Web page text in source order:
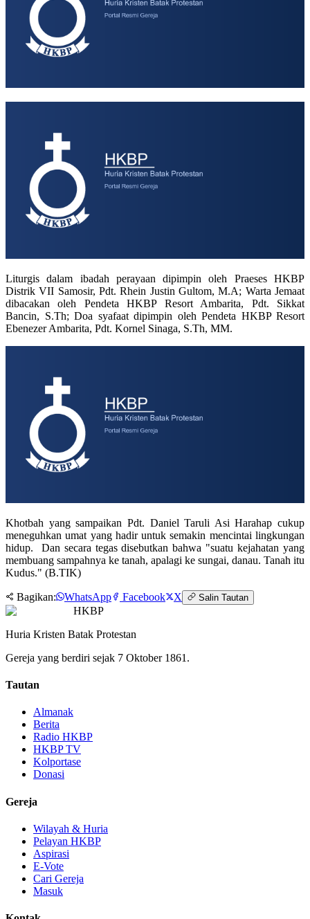
Liturgis dalam ibadah perayaan dipimpin oleh Praeses HKBP
Distrik VII Samosir, Pdt. Rhein Justin Gultom, M.A; Warta Jemaat
dibacakan oleh Pendeta HKBP Resort Ambarita, Pdt. Sikkat
Bancin, S.Th; Doa syafaat dipimpin oleh Pendeta HKBP Resort
Ebenezer Ambarita, Pdt. Kornel Sinaga, S.Th, MM.
Khotbah yang sampaikan Pdt. Daniel Taruli Asi Harahap cukup
meneguhkan umat yang hadir untuk semakin mencintai lingkungan
hidup. Dan secara tegas disebutkan bahwa "suatu kejahatan yang
membuang sampahnya ke tanah, apalagi ke sungai, danau. Tanah itu
Kudus." (B.TIK)
Bagikan: WhatsApp Facebook X Salin Tautan
HKBP
Huria Kristen Batak Protestan
Gereja yang berdiri sejak 7 Oktober 1861.
Tautan
Almanak
Berita
Radio HKBP
HKBP TV
Kolportase
Donasi
Gereja
Wilayah & Huria
Pelayan HKBP
Aspirasi
E-Vote
Cari Gereja
Masuk